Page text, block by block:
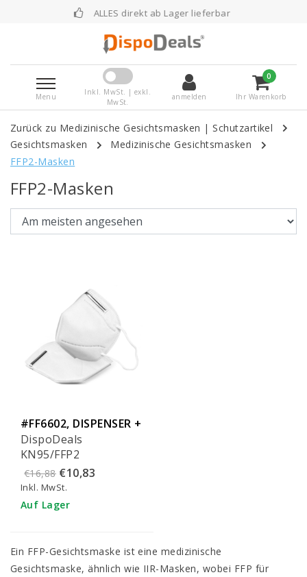
ALLES direkt ab Lager lieferbar
Menu
Inkl. MwSt. | exkl.
MwSt.
anmelden
0
Ihr Warenkorb
Zurück zu Medizinische Gesichtsmasken |Schutzartikel
Gesichtsmasken
Medizinische Gesichtsmasken
FFP2-Masken
FFP2-Masken
#FF6602, DISPENSER +
TOWELS
DispoDeals
KN95/FFP2
Mundmasken weiß
mit Gummibändern
(10 Stück)
€16,88 €10,83
Inkl. MwSt.
Auf Lager
Ein FFP-Gesichtsmaske ist eine medizinische
Gesichtsmaske, ähnlich wie IIR-Masken, wobei FFP für